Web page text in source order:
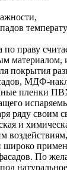
праву
материалом,
покрытия
МДФ-
пленки
ряду своим
и
По